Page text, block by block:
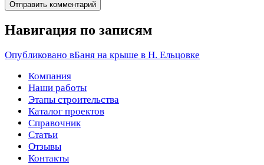
Навигация по записям
Опубликовано вБаня на крыше в Н. Ельцовке
Компания
Наши работы
Этапы строительства
Каталог проектов
Справочник
Статьи
Отзывы
Контакты